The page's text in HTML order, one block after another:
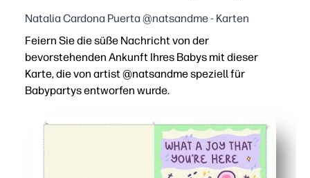
Natalia Cardona Puerta @natsandme - Karten
Feiern Sie die süße Nachricht von der
bevorstehenden Ankunft Ihres Babys mit dieser
Karte, die von artist @natsandme speziell für
Babypartys entworfen wurde.